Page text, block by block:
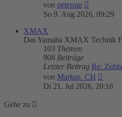
von peterrau
Beitrag
So 9. Aug 2026, 09:29
XMAX
Das Yamaha XMAX Technik
103 Themen
908 Beiträge
Letzter Beitrag Re:
von Markus_CH
Beitrag
Di 21. Jul 2026, 20:18
Gehe zu